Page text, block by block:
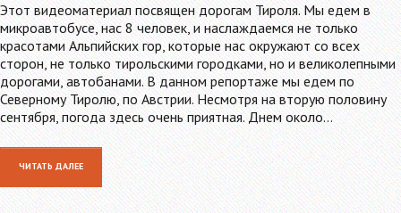
Этот видеоматериал посвящен дорогам Тироля. Мы едем в
микроавтобусе, нас 8 человек, и наслаждаемся не только
красотами Альпийских гор, которые нас окружают со всех
сторон, не только тирольскими городками, но и великолепными
дорогами, автобанами. В данном репортаже мы едем по
Северному Тиролю, по Австрии. Несмотря на вторую половину
сентября, погода здесь очень приятная. Днем около…
ЧИТАТЬ ДАЛЕЕ